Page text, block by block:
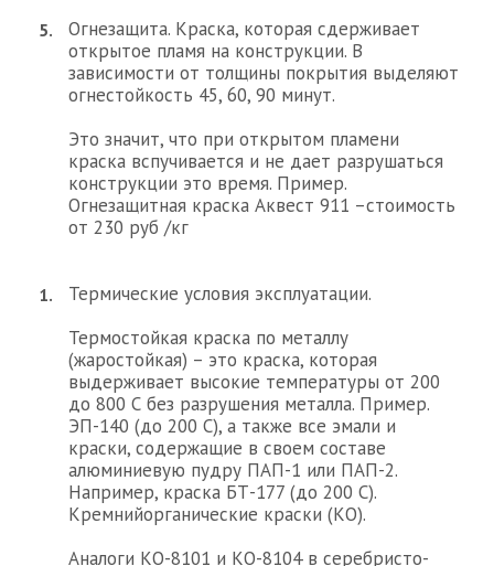
Огнезащита. Краска, которая сдерживает
открытое пламя на конструкции. В
зависимости от толщины покрытия выделяют
огнестойкость 45, 60, 90 минут.
Это значит, что при открытом пламени
краска вспучивается и не дает разрушаться
конструкции это время. Пример.
Огнезащитная краска Аквест 911 –стоимость
от 230 руб /кг
Термические условия эксплуатации.
Термостойкая краска по металлу
(жаростойкая) – это краска, которая
выдерживает высокие температуры от 200
до 800 С без разрушения металла. Пример.
ЭП-140 (до 200 С), а также все эмали и
краски, содержащие в своем составе
алюминиевую пудру ПАП-1 или ПАП-2.
Например, краска БТ-177 (до 200 С).
Кремнийорганические краски (КО).
Аналоги КО-8101 и КО-8104 в серебристо-